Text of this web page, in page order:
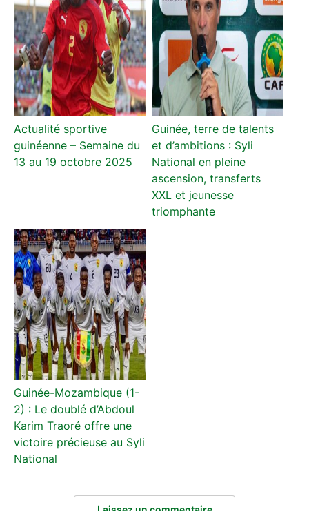
Actualité sportive
guinéenne – Semaine du
13 au 19 octobre 2025
Guinée, terre de talents
et d’ambitions : Syli
National en pleine
ascension, transferts
XXL et jeunesse
triomphante
Guinée-Mozambique (1-
2) : Le doublé d’Abdoul
Karim Traoré offre une
victoire précieuse au Syli
National